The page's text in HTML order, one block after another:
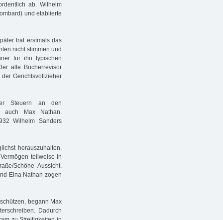
ab. Wilhelm
und etablierte
trat erstmals das
nicht stimmen und
für ihn typischen
alte Bücherrevisor
Gerichtsvollzieher
Steuern an den
auch Max Nathan.
Wilhelm Sanders
herauszuhalten.
teilweise in
Schöne Aussicht.
Elna Nathan zogen
begann Max
Dadurch